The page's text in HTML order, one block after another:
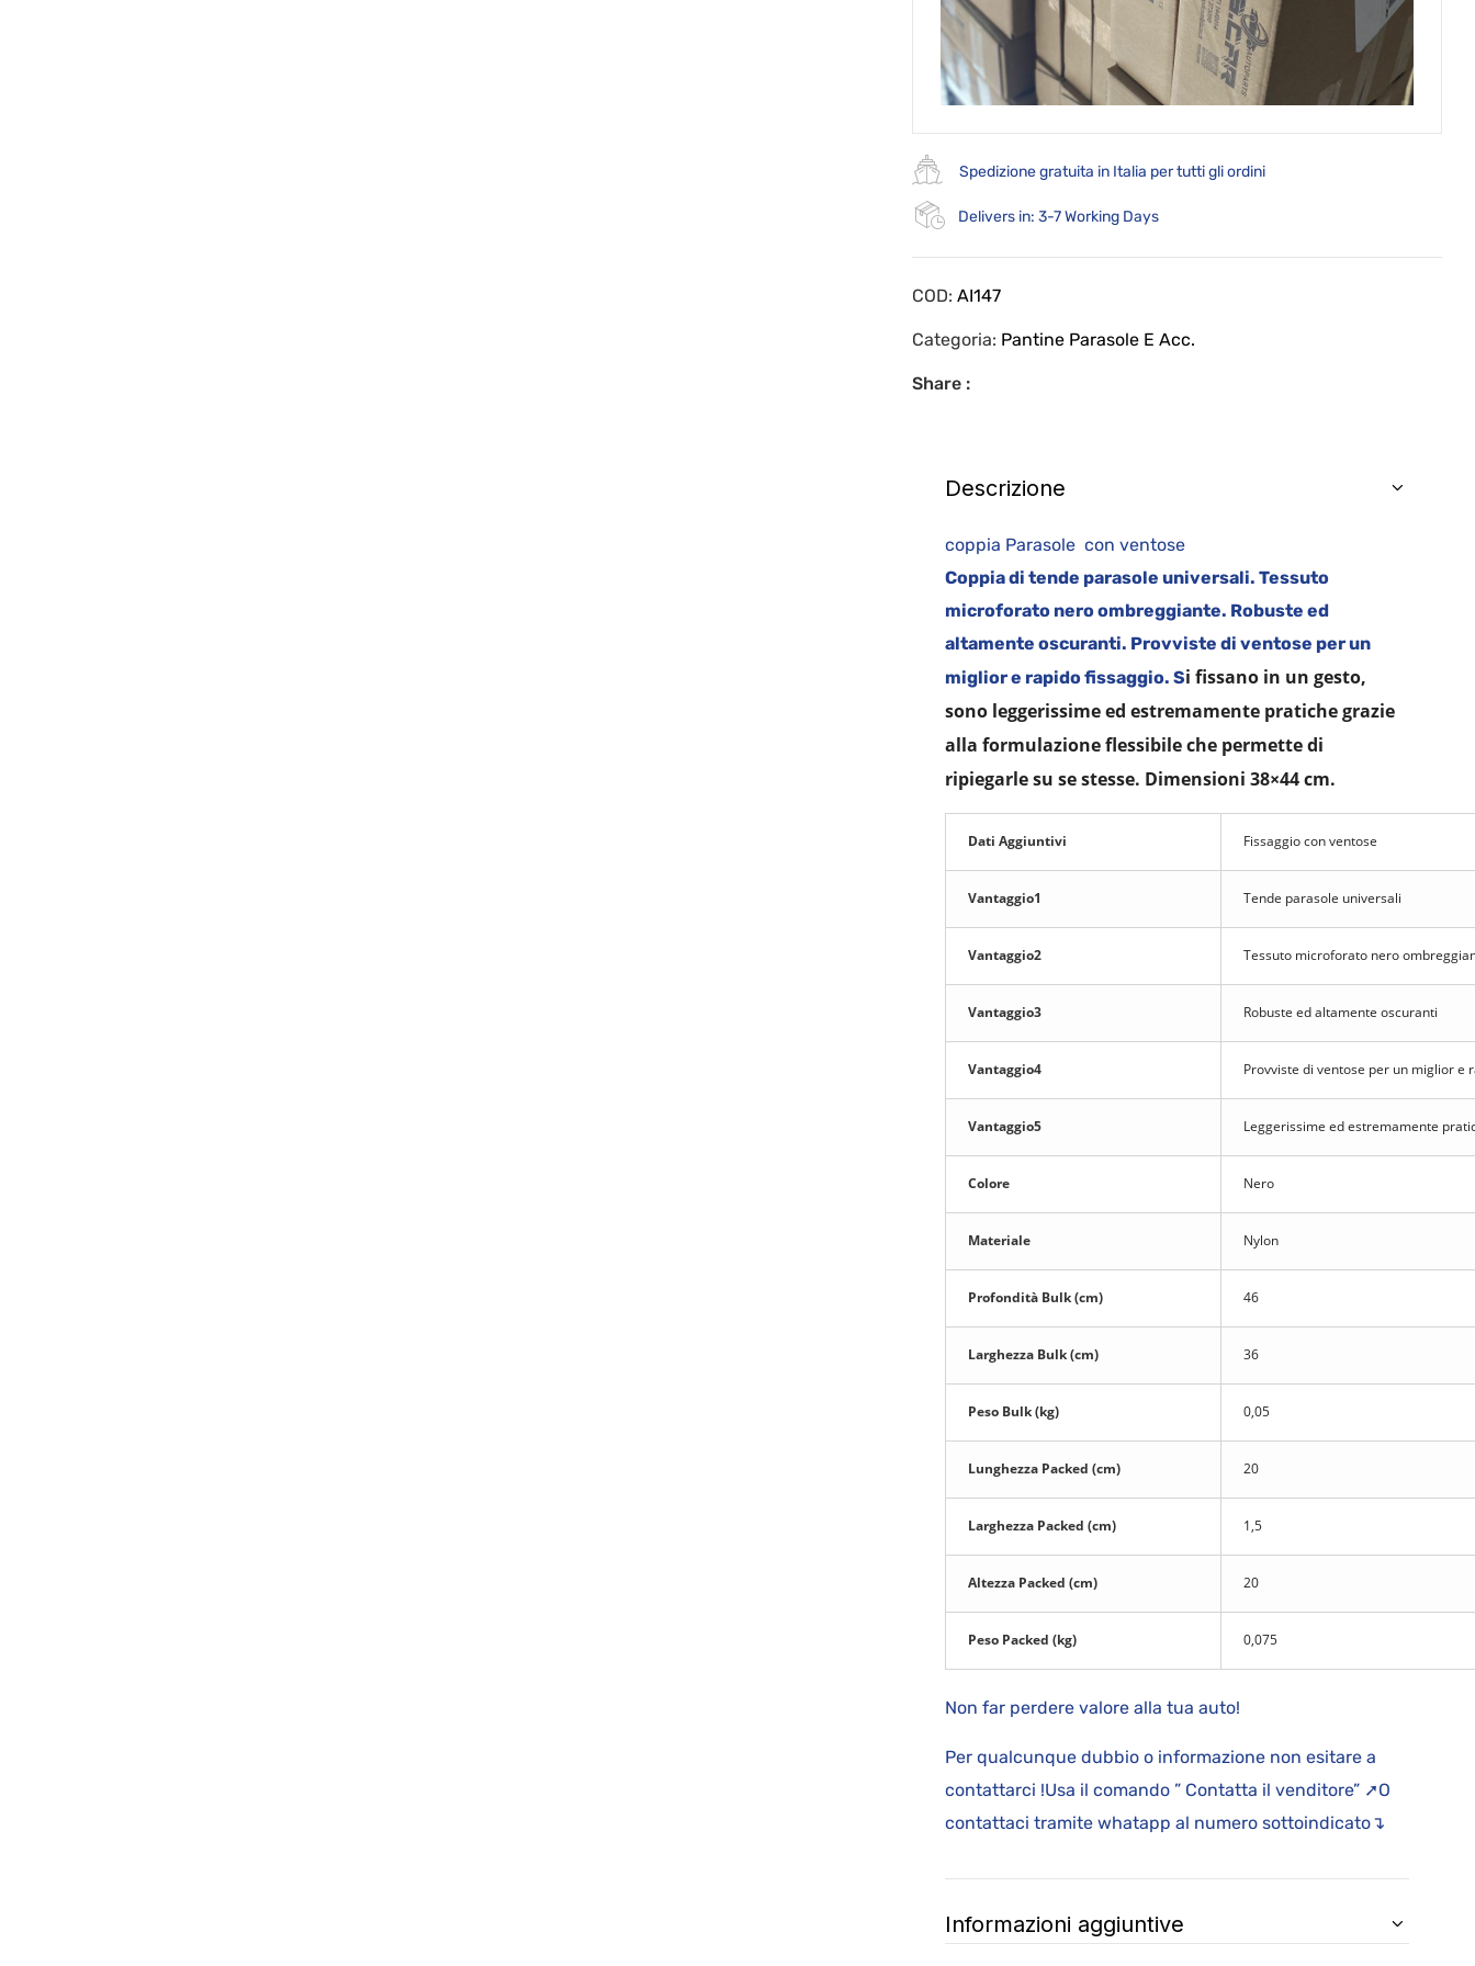
Spedizione gratuita in Italia per tutti gli ordini
Delivers in: 3-7 Working Days
COD:AI147
Categoria: Pantine Parasole E Acc.
Share :
Descrizione
coppia Parasole con ventose
Coppia di tende parasole universali.Tessuto
microforato nero ombreggiante. Robuste ed
altamente oscuranti. Provviste di ventose per un
miglior e rapido fissaggio.Si fissano in un gesto,
sono leggerissime ed estremamente pratiche grazie
alla formulazione flessibile che permette di
ripiegarle su se stesse. Dimensioni 38×44 cm.
Dati Aggiuntivi Fissaggio con ventose
Vantaggio1 Tende parasole universali
Vantaggio2 Tessuto microforato nero
Vantaggio3 Robuste ed altamente oscuranti
Vantaggio4 Provviste di ventose per un miglior e
Vantaggio5 Leggerissime ed estremamente
Colore Nero
Materiale Nylon
Profondità Bulk (cm) 46
Larghezza Bulk (cm) 36
Peso Bulk (kg) 0,05
Lunghezza Packed (cm) 20
Larghezza Packed (cm) 1,5
Altezza Packed (cm) 20
Peso Packed (kg) 0,075
Non far perdere valore alla tua auto!
Per qualcunque dubbio o informazione non esitare a
contattarci !Usa il comando ” Contatta il venditore” ➚O
contattaci tramite whatapp al numero sottoindicato↴
Informazioni aggiuntive